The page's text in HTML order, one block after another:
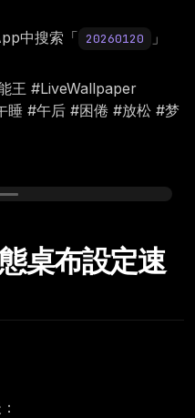
中搜索「 20260120 」
王 #LiveWallpaper
#午后 #困倦 #放松 #梦
20
桌布設定速